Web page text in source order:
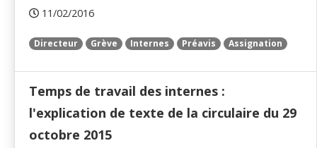
11/02/2016
Directeur Grève Internes Préavis Assignation
Temps de travail des internes :
l'explication de texte de la circulaire du 29
octobre 2015